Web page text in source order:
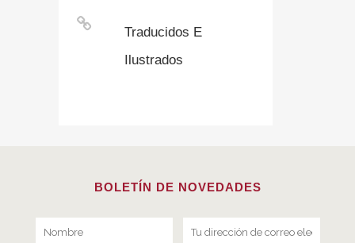
Traducidos E
Ilustrados
BOLETÍN DE NOVEDADES